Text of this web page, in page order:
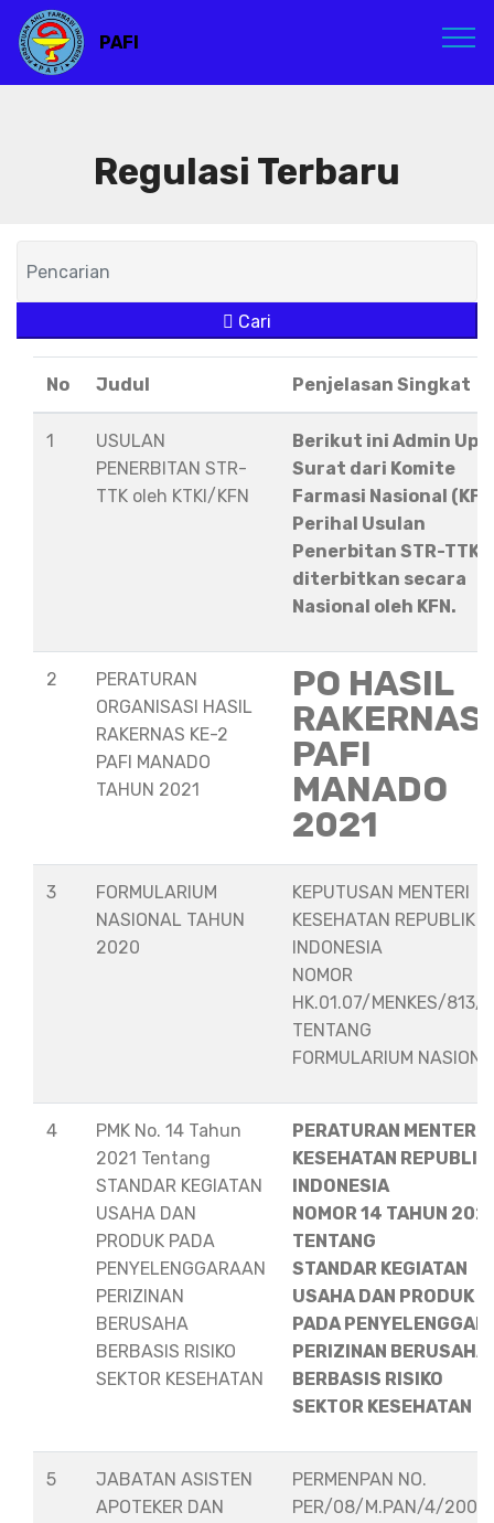
PAFI
Regulasi Terbaru
Cari
No Judul Penjelasan Singkat
1
USULAN
PENERBITAN STR-
TTK oleh KTKI/KFN
Berikut ini Admin
Surat dari Komite
Farmasi Nasional
Perihal Usulan
Penerbitan STR-TTK
diterbitkan secara
Nasional oleh KFN.
2
PERATURAN
ORGANISASI HASIL
RAKERNAS KE-2
PAFI MANADO
TAHUN 2021
PO HASIL
RAKERNAS
PAFI
MANADO
2021
3
FORMULARIUM
NASIONAL TAHUN
2020
KEPUTUSAN MENTERI
KESEHATAN REPUBLIK
INDONESIA
NOMOR
HK.01.07/MENKES/813/
TENTANG
FORMULARIUM
4
PMK No. 14 Tahun
2021 Tentang
STANDAR KEGIATAN
USAHA DAN
PRODUK PADA
PENYELENGGARAAN
PERIZINAN
BERUSAHA
BERBASIS RISIKO
SEKTOR KESEHATAN
PERATURAN MENTERI
KESEHATAN REPUBLIK
INDONESIA
NOMOR 14 TAHUN
TENTANG
STANDAR KEGIATAN
USAHA DAN PRODUK
PADA
PERIZINAN BERUSAHA
BERBASIS RISIKO
SEKTOR KESEHATAN
5
JABATAN ASISTEN
APOTEKER DAN
PERMENPAN NO.
PER/08/M.PAN/4/2008